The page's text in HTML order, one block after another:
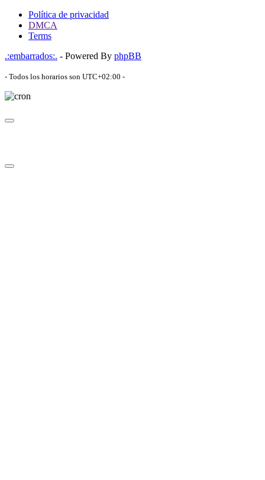
Política de privacidad
DMCA
Terms
.:embarrados:. - Powered By phpBB
- Todos los horarios son UTC+02:00 -